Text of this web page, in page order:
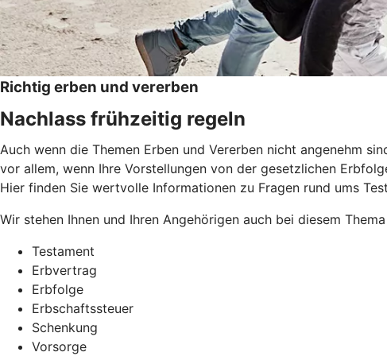
Richtig erben und vererben
Nachlass frühzeitig regeln
Auch wenn die Themen Erben und Vererben nicht angenehm
vor allem, wenn Ihre Vorstellungen von der gesetzlichen
Hier finden Sie wertvolle Informationen zu Fragen rund ums
Wir stehen Ihnen und Ihren Angehörigen auch bei diesem
Testament
Erbvertrag
Erbfolge
Erbschaftssteuer
Schenkung
Vorsorge